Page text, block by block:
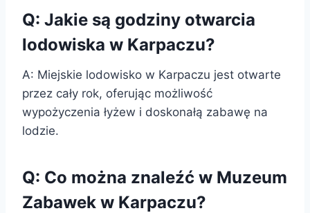
Q: Jakie są godziny otwarcia
lodowiska w Karpaczu?
A: Miejskie lodowisko w Karpaczu jest otwarte
przez cały rok, oferując możliwość
wypożyczenia łyżew i doskonałą zabawę na
lodzie.
Q: Co można znaleźć w Muzeum
Zabawek w Karpaczu?